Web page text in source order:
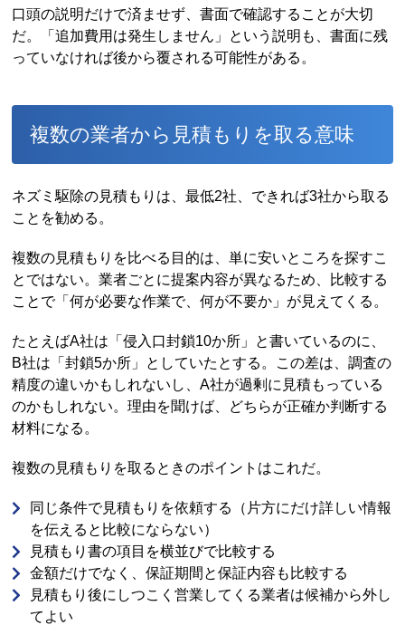
口頭の説明だけで済ませず、書面で確認することが大切
だ。「追加費用は発生しません」という説明も、書面に残
っていなければ後から覆される可能性がある。
複数の業者から見積もりを取る意味
ネズミ駆除の見積もりは、最低2社、できれば3社から取る
ことを勧める。
複数の見積もりを比べる目的は、単に安いところを探すこ
とではない。業者ごとに提案内容が異なるため、比較する
ことで「何が必要な作業で、何が不要か」が見えてくる。
たとえばA社は「侵入口封鎖10か所」と書いているのに、
B社は「封鎖5か所」としていたとする。この差は、調査の
精度の違いかもしれないし、A社が過剰に見積もっている
のかもしれない。理由を聞けば、どちらが正確か判断する
材料になる。
複数の見積もりを取るときのポイントはこれだ。
同じ条件で見積もりを依頼する（片方にだけ詳しい情報
を伝えると比較にならない）
見積もり書の項目を横並びで比較する
金額だけでなく、保証期間と保証内容も比較する
見積もり後にしつこく営業してくる業者は候補から外し
てよい